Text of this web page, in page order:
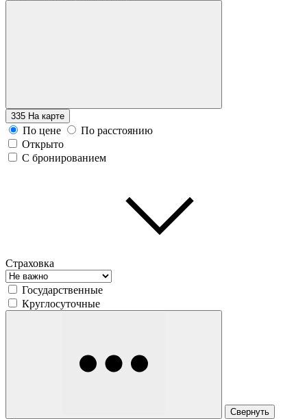
335 На карте
По цене
По расстоянию
Открыто
С бронированием
Страховка
Государственные
Круглосуточные
Свернуть